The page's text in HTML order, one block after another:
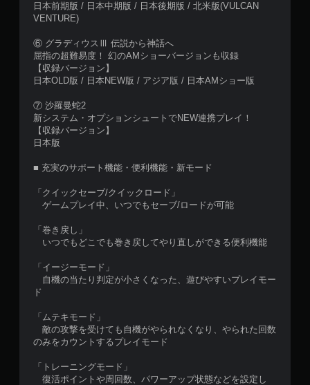
日本前期版 / 日本中期版 / 日本後期版 / 北米版(VULCAN
VENTURE)
⑥ グラディウスⅢ 伝説から神話へ
屈指の超難易度！ 幻のAMショーバージョンも収録
【収録バージョン】
日本OLD版 / 日本NEW版 / アジア版 / 日本AMショー版
⑦ 沙羅曼蛇2
新システム・オプションシュートでNEW連携プレイ！
【収録バージョン】
日本版
■ 充実のサポート機能・便利機能・新モード
「クイックセーブ/クイックロード」
ゲームプレイ中、いつでもセーブ/ロードが可能
「巻き戻し」
いつでもどこでも巻き戻してやり直しができる便利機能
「イージーモード」
自機の当たり判定が小さくなった、遊びやすいプレイモー
ド
「ムテキモード」
敵の攻撃を受けても自機がやられなくなり、やられた回数
のみをカウントするプレイモード
「トレーニングモード」
復活ポイントや周回数、パワーアップ状態などを設定し